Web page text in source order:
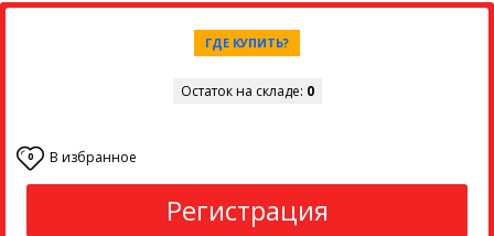
ГДЕ КУПИТЬ?
Остаток на складе: 0
0 В избранное
Регистрация